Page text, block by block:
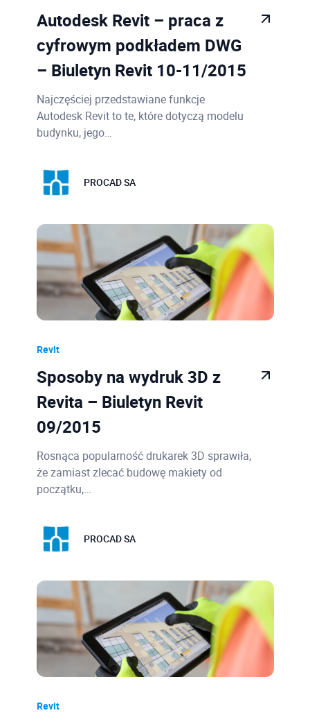
Autodesk Revit – praca z
cyfrowym podkładem DWG
– Biuletyn Revit 10-11/2015
Najczęściej przedstawiane funkcje
Autodesk Revit to te, które dotyczą modelu
budynku, jego…
PROCAD SA
Revit
Sposoby na wydruk 3D z
Revita – Biuletyn Revit
09/2015
Rosnąca popularność drukarek 3D sprawiła,
że zamiast zlecać budowę makiety od
początku,…
PROCAD SA
Revit